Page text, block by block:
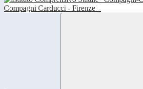
Compagni Carducci - Firenze